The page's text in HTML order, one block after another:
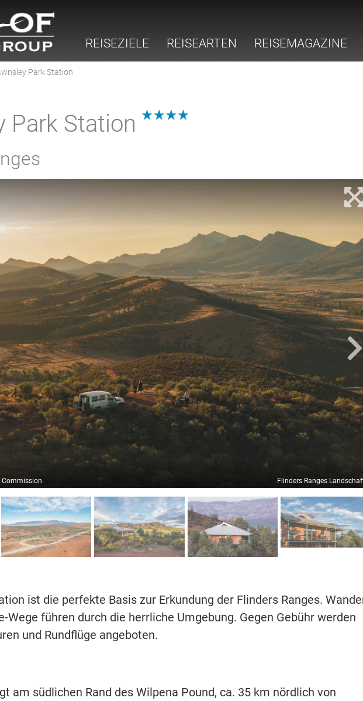
REISEZIELE REISEARTEN REISEMAGAZINE
Park Station
Park Station 4.0
Flinders Ranges
ist die perfekte Basis zur Erkundung der Flinders Ranges.
Wege führen durch die herrliche Umgebung. Gegen Gebühr werden
und Rundflüge angeboten.
am südlichen Rand des Wilpena Pound, ca. 35 km nördlich von